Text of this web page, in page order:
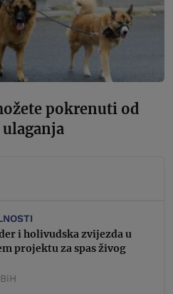
pokrenuti od
i holivudska zvijezda u
projektu za spas živog